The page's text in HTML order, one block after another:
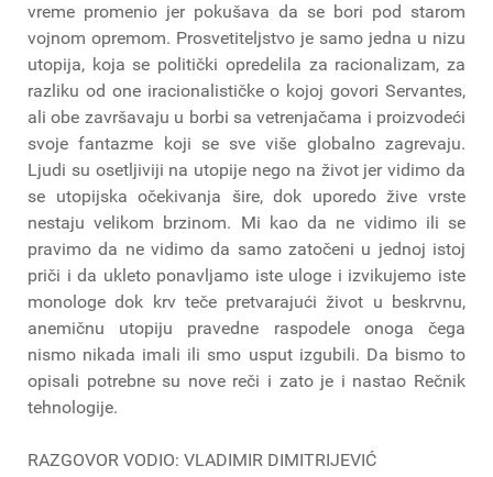
vreme promenio jer pokušava da se bori pod starom
vojnom opremom. Prosvetiteljstvo je samo jedna u nizu
utopija, koja se politički opredelila za racionalizam, za
razliku od one iracionalističke o kojoj govori Servantes,
ali obe završavaju u borbi sa vetrenjačama i proizvodeći
svoje fantazme koji se sve više globalno zagrevaju.
Ljudi su osetljiviji na utopije nego na život jer vidimo da
se utopijska očekivanja šire, dok uporedo žive vrste
nestaju velikom brzinom. Mi kao da ne vidimo ili se
pravimo da ne vidimo da samo zatočeni u jednoj istoj
priči i da ukleto ponavljamo iste uloge i izvikujemo iste
monologe dok krv teče pretvarajući život u beskrvnu,
anemičnu utopiju pravedne raspodele onoga čega
nismo nikada imali ili smo usput izgubili. Da bismo to
opisali potrebne su nove reči i zato je i nastao Rečnik
tehnologije.
RAZGOVOR VODIO: VLADIMIR DIMITRIJEVIĆ